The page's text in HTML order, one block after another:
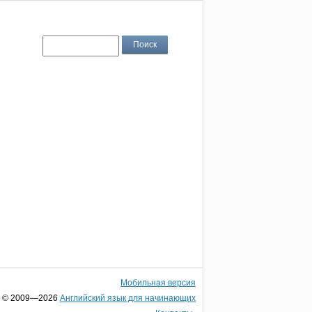
Мобильная версия
© 2009—2026 Английский язык для начинающих